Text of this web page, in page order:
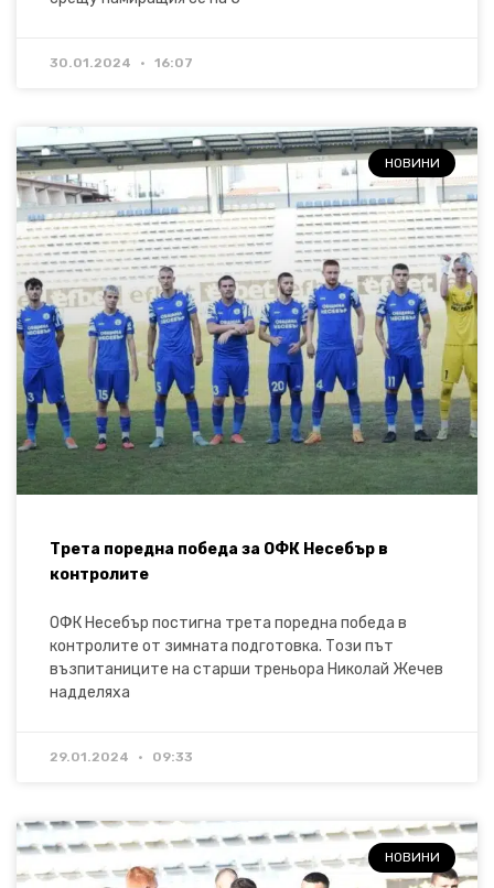
30.01.2024 16:07
НОВИНИ
Трета поредна победа за ОФК Несебър в
контролите
ОФК Несебър постигна трета поредна победа в
контролите от зимната подготовка. Този път
възпитаниците на старши треньора Николай Жечев
надделяха
29.01.2024 09:33
НОВИНИ